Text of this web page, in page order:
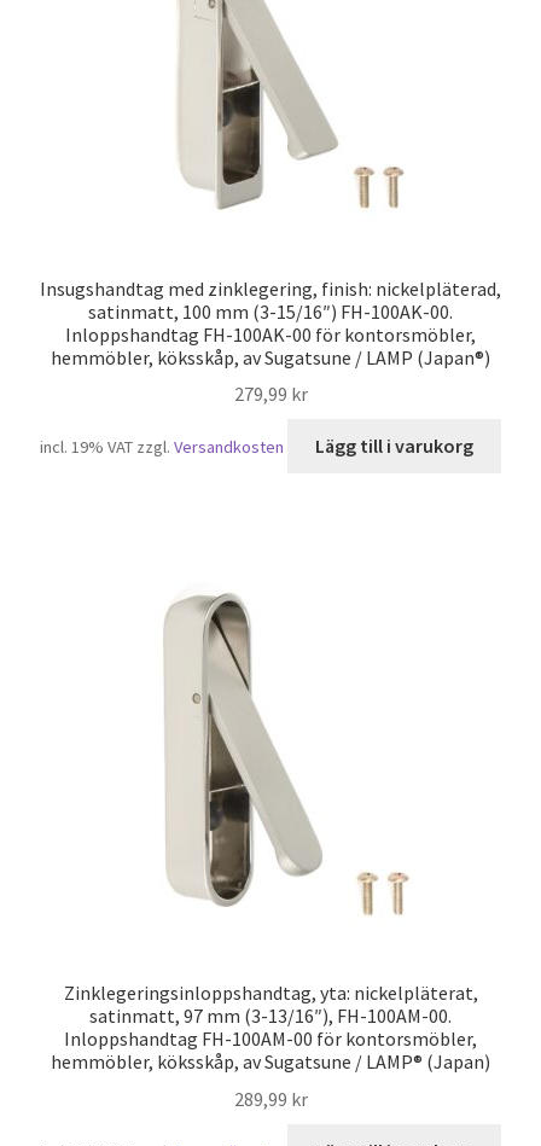
Insugshandtag med zinklegering, finish: nickelpläterad,
satinmatt, 100 mm (3-15/16″) FH-100AK-00.
Inloppshandtag FH-100AK-00 för kontorsmöbler,
hemmöbler, köksskåp, av Sugatsune / LAMP (Japan®)
279,99 kr
incl. 19% VAT zzgl.Versandkosten Lägg till i varukorg
Zinklegeringsinloppshandtag, yta: nickelpläterat,
satinmatt, 97 mm (3-13/16″), FH-100AM-00.
Inloppshandtag FH-100AM-00 för kontorsmöbler,
hemmöbler, köksskåp, av Sugatsune / LAMP® (Japan)
289,99 kr